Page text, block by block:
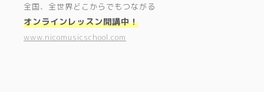
全国、全世界どこからでもつながる
オンラインレッスン開講中！
www.nicomusicschool.com